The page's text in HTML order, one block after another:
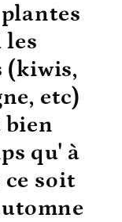
les
(kiwis,
etc)
qu' à
ce soit